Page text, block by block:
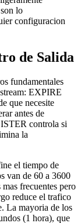
lo
configuracion
de Salida
fundamentales
EXPIRE
que necesite
antes de
controla si
la
el tiempo de
van de 60 a 3600
frecuentes pero
reduce el trafico
La mayoria de los
(1 hora), que